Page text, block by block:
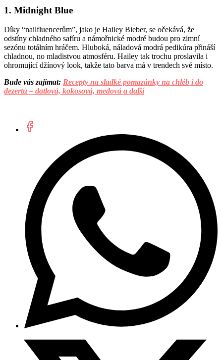
1. Midnight Blue
Díky “nailfluencerům”, jako je Hailey Bieber, se očekává, že
odstíny chladného safíru a námořnické modré budou pro zimní
sezónu totálním hráčem. Hluboká, náladová modrá pedikúra přináší
chladnou, no mladistvou atmosféru. Hailey tak trochu proslavila i
ohromující džínový look, takže tato barva má v trendech své místo.
Bude vás zajímat: Recepty na sladké pomazánky na chléb i do
dezertů – datlová, kokosová, medová a další